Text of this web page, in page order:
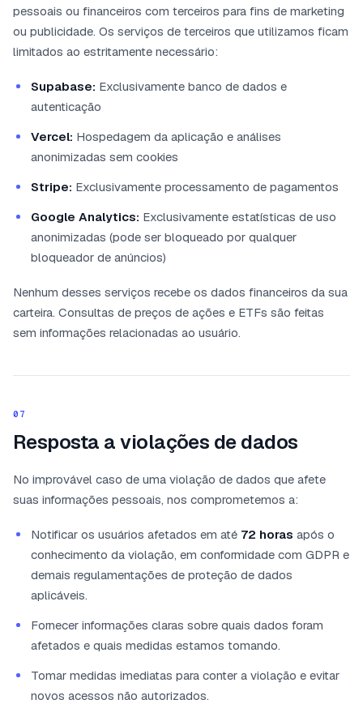
pessoais ou financeiros com terceiros para fins de marketing
ou publicidade. Os serviços de terceiros que utilizamos ficam
limitados ao estritamente necessário:
Supabase: Exclusivamente banco de dados e
autenticação
Vercel: Hospedagem da aplicação e análises
anonimizadas sem cookies
Stripe: Exclusivamente processamento de pagamentos
Google Analytics: Exclusivamente estatísticas de uso
anonimizadas (pode ser bloqueado por qualquer
bloqueador de anúncios)
Nenhum desses serviços recebe os dados financeiros da sua
carteira. Consultas de preços de ações e ETFs são feitas
sem informações relacionadas ao usuário.
07
Resposta a violações de dados
No improvável caso de uma violação de dados que afete
suas informações pessoais, nos comprometemos a:
Notificar os usuários afetados em até 72 horas após o
conhecimento da violação, em conformidade com GDPR e
demais regulamentações de proteção de dados
aplicáveis.
Fornecer informações claras sobre quais dados foram
afetados e quais medidas estamos tomando.
Tomar medidas imediatas para conter a violação e evitar
novos acessos não autorizados.